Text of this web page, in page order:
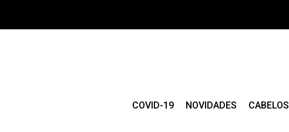
COVID-19 NOVIDADES CABELOS